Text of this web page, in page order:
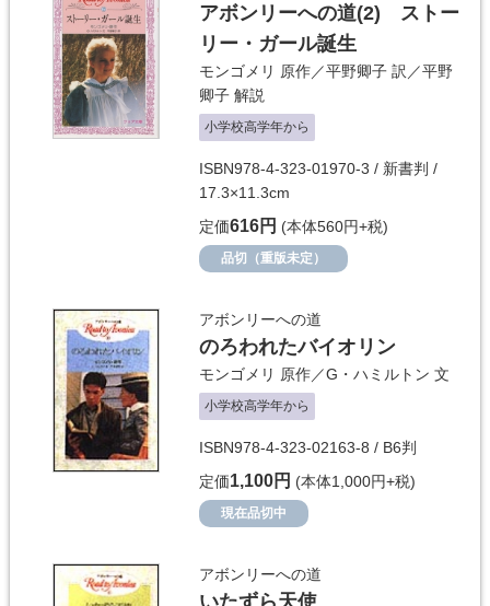
アボンリーへの道(2) ストー
リー・ガール誕生
モンゴメリ 原作／平野卿子 訳／平野
卿子 解説
小学校高学年から
ISBN978-4-323-01970-3 / 新書判 /
17.3×11.3cm
定価616円 (本体560円+税)
品切（重版未定）
アボンリーへの道
のろわれたバイオリン
モンゴメリ 原作／G・ハミルトン 文
小学校高学年から
ISBN978-4-323-02163-8 / B6判
定価1,100円 (本体1,000円+税)
現在品切中
アボンリーへの道
いたずら天使